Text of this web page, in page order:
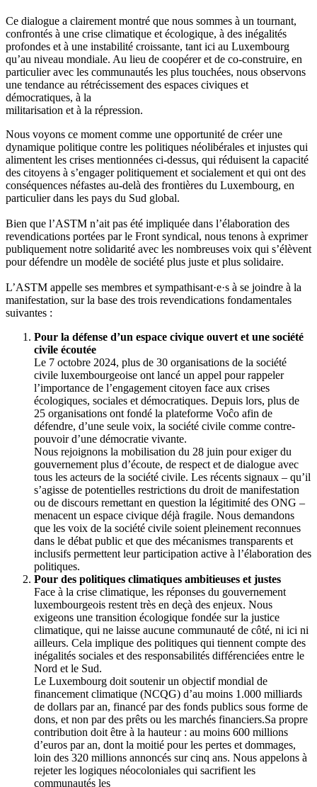
Ce dialogue a clairement montré que nous sommes à un tournant,
confrontés à une crise climatique et écologique, à des inégalités
profondes et à une instabilité croissante, tant ici au Luxembourg
qu’au niveau mondiale. Au lieu de coopérer et de co-construire, en
particulier avec les communautés les plus touchées, nous observons
une tendance au rétrécissement des espaces civiques et
démocratiques, à la
militarisation et à la répression.
Nous voyons ce moment comme une opportunité de créer une
dynamique politique contre les politiques néolibérales et injustes qui
alimentent les crises mentionnées ci-dessus, qui réduisent la capacité
des citoyens à s’engager politiquement et socialement et qui ont des
conséquences néfastes au-delà des frontières du Luxembourg, en
particulier dans les pays du Sud global.
Bien que l’ASTM n’ait pas été impliquée dans l’élaboration des
revendications portées par le Front syndical, nous tenons à exprimer
publiquement notre solidarité avec les nombreuses voix qui s’élèvent
pour défendre un modèle de société plus juste et plus solidaire.
L’ASTM appelle ses membres et sympathisant·e·s à se joindre à la
manifestation, sur la base des trois revendications fondamentales
suivantes :
Pour la défense d’un espace civique ouvert et une société
civile écoutée
Le 7 octobre 2024, plus de 30 organisations de la société
civile luxembourgeoise ont lancé un appel pour rappeler
l’importance de l’engagement citoyen face aux crises
écologiques, sociales et démocratiques. Depuis lors, plus de
25 organisations ont fondé la plateforme Voĉo afin de
défendre, d’une seule voix, la société civile comme contre-
pouvoir d’une démocratie vivante.
Nous rejoignons la mobilisation du 28 juin pour exiger du
gouvernement plus d’écoute, de respect et de dialogue avec
tous les acteurs de la société civile. Les récents signaux – qu’il
s’agisse de potentielles restrictions du droit de manifestation
ou de discours remettant en question la légitimité des ONG –
menacent un espace civique déjà fragile. Nous demandons
que les voix de la société civile soient pleinement reconnues
dans le débat public et que des mécanismes transparents et
inclusifs permettent leur participation active à l’élaboration des
politiques.
Pour des politiques climatiques ambitieuses et justes
Face à la crise climatique, les réponses du gouvernement
luxembourgeois restent très en deçà des enjeux. Nous
exigeons une transition écologique fondée sur la justice
climatique, qui ne laisse aucune communauté de côté, ni ici ni
ailleurs. Cela implique des politiques qui tiennent compte des
inégalités sociales et des responsabilités différenciées entre le
Nord et le Sud.
Le Luxembourg doit soutenir un objectif mondial de
financement climatique (NCQG) d’au moins 1.000 milliards
de dollars par an, financé par des fonds publics sous forme de
dons, et non par des prêts ou les marchés financiers.Sa propre
contribution doit être à la hauteur : au moins 600 millions
d’euros par an, dont la moitié pour les pertes et dommages,
loin des 320 millions annoncés sur cinq ans. Nous appelons à
rejeter les logiques néocoloniales qui sacrifient les
communautés les